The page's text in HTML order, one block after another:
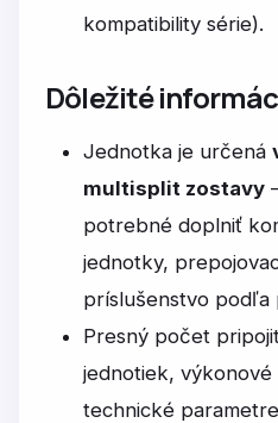
kompatibility série).
Dôležité
Jednotka je určená
multisplit zostavy
potrebné doplniť
jednotky,
príslušenstvo podľa
Presný počet
jednotiek, výkonové
technické